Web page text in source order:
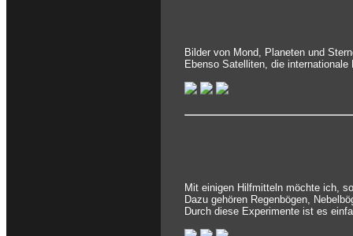
Bilder von Mond, Planeten und
Ebenso Satelliten, die
Mit einigen Hilfmitteln möchte ich,
Dazu gehören Regenbögen,
Durch diese Experimente ist es